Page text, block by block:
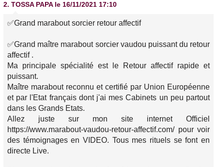
2. TOSSA PAPA le 16/11/2021 17:10
✅Grand marabout sorcier retour affectif
✅Grand maître marabout sorcier vaudou puissant du retour
affectif .
Ma principale spécialité est le Retour affectif rapide et
puissant.
Maître marabout reconnu et certifié par Union Européenne
et par l'Etat français dont j'ai mes Cabinets un peu partout
dans les Grands Etats.
Allez juste sur mon site internet Officiel
https://www.marabout-vaudou-retour-affectif.com/ pour voir
des témoignages en VIDEO. Tous mes rituels se font en
directe Live.